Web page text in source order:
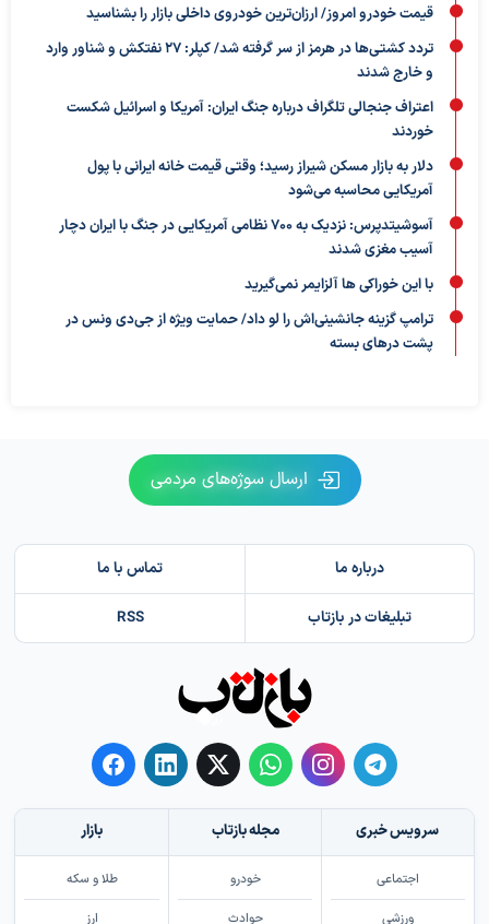
قیمت خودرو امروز/ ارزان‌ترین خودروی داخلی بازار را بشناسید
تردد کشتی‌ها در هرمز از سر گرفته شد/ کپلر: ۲۷ نفتکش و شناور وارد
و خارج شدند
اعتراف جنجالی تلگراف درباره جنگ ایران: آمریکا و اسرائیل شکست
خوردند
دلار به بازار مسکن شیراز رسید؛ وقتی قیمت خانه ایرانی با پول
آمریکایی محاسبه می‌شود
آسوشیتدپرس: نزدیک به ۷۰۰ نظامی آمریکایی در جنگ با ایران دچار
آسیب مغزی شدند
با این خوراکی ها آلزایمر نمی‌گیرید
ترامپ گزینه جانشینی‌اش را لو داد/ حمایت ویژه از جی‌دی ونس در
پشت درهای بسته
ارسال سوژه‌های مردمی
درباره ما تماس با ما
تبلیغات در بازتاب RSS
سرویس خبری
اجتماعی
ورزشی
مجله بازتاب
خودرو
حوادث
بازار
طلا و سکه
ارز